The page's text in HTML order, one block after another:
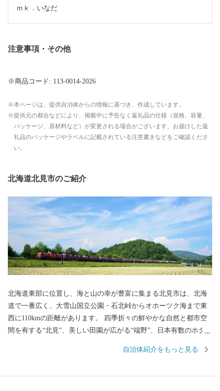
ｍｋ．いなだ
注意事項・その他
※商品コード: 113-0014-2026
本ページは、提供自治体からの情報に基づき、作成しています。
提供元の都合などにより、掲載中に予告なく返礼品の仕様（規格、容量、
パッケージ、原材料など）が変更される場合がございます。お届けした返
礼品のパッケージやラベルに記載されている注意書きなどをご確認くださ
い。
北海道北見市のご紹介
北海道東部に位置し、海と山の幸が豊富に集まる北見市は、北海
道で一番広く、大雪山国立公園・石北峠からオホーツク海まで東
西に110kmの距離があります。 四季折々の鮮やかな自然と都市空
間を有する“北見”、美しい田園が広がる“端野”、日本有数のホタテ
泉がある“留辺蘂” の、それぞれ魅力にあふれた4つの地域が一つに
自治体紹介をもっと見る